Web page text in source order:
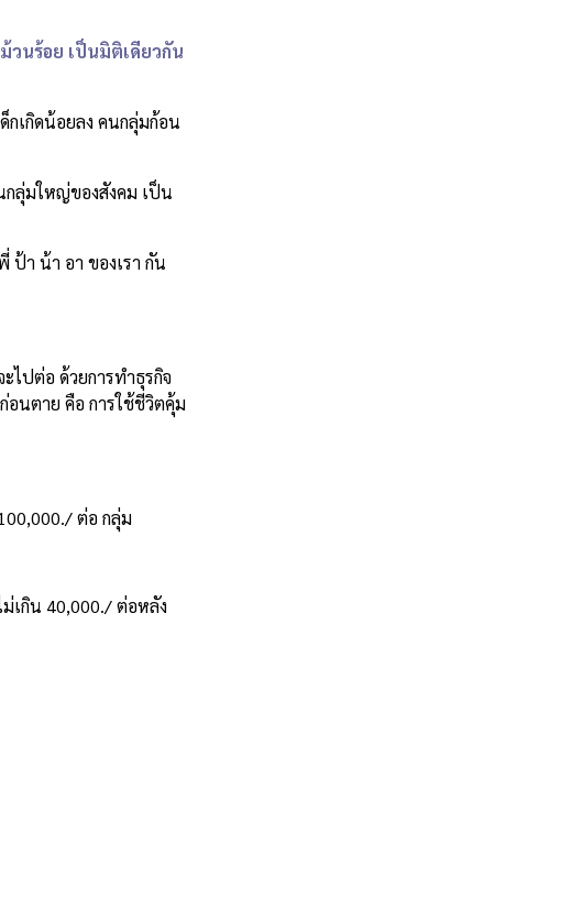
วนร้อย เป็นมิติเดียวกัน
กเกิดน้อยลง คนกลุ่มก้อน
กลุ่มใหญ่ของสังคม เป็น
ป้า น้า อา ของเรา กัน
ไปต่อ ด้วยการทำธุรกิจ
อนตาย คือ การใช้ชีวิตคุ้ม
ต่อ กลุ่ม
เกิน 40,000./ ต่อหลัง